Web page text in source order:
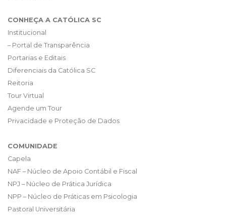
CONHEÇA A CATÓLICA SC
Institucional
– Portal de Transparência
Portarias e Editais
Diferenciais da Católica SC
Reitoria
Tour Virtual
Agende um Tour
Privacidade e Proteção de Dados
COMUNIDADE
Capela
NAF – Núcleo de Apoio Contábil e Fiscal
NPJ – Núcleo de Prática Jurídica
NPP – Núcleo de Práticas em Psicologia
Pastoral Universitária